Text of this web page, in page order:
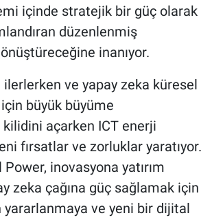
içinde stratejik bir güç olarak
düzenlenmiş
inanıyor.
ilerlerken ve yapay zeka küresel
büyük büyüme
açarken ICT enerji
fırsatlar ve zorluklar yaratıyor.
inovasyona yatırım
zeka çağına güç sağlamak için
yararlanmaya ve yeni bir dijital